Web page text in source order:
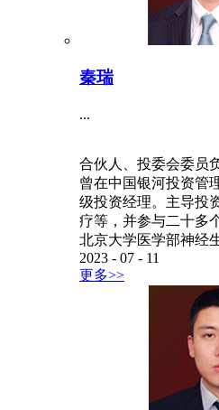
秦瑞
...
合伙人、投委会委员
曾在中国银河投资管
级投资经理。主导投
疗等，并参与二十多
北京大学医学部神经
2023 - 07 - 11
更多>>